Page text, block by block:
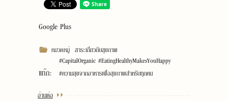
Google Plus
หมวดหมู่ สาระเกี่ยวกับสุขภาพ
แท๊ก:
#CapitalOrganic #EatingHealthyMakesYouHappy
#ความสุขจากอาหารเพื่อสุขภาพสำหรับทุกคน
อ่านต่อ